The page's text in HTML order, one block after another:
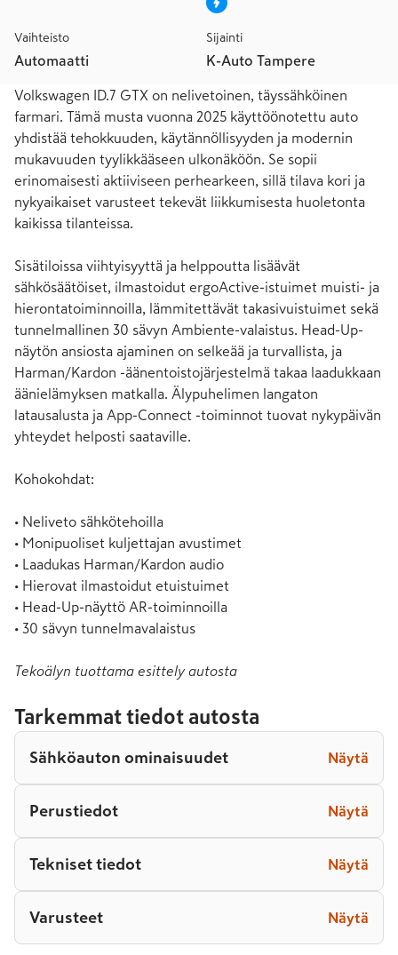
Vaihteisto
Automaatti
Sijainti
K-Auto Tampere
Volkswagen ID.7 GTX on nelivetoinen, täyssähköinen
farmari. Tämä musta vuonna 2025 käyttöönotettu auto
yhdistää tehokkuuden, käytännöllisyyden ja modernin
mukavuuden tyylikkääseen ulkonäköön. Se sopii
erinomaisesti aktiiviseen perhearkeen, sillä tilava kori ja
nykyaikaiset varusteet tekevät liikkumisesta huoletonta
kaikissa tilanteissa.
Sisätiloissa viihtyisyyttä ja helppoutta lisäävät
sähkösäätöiset, ilmastoidut ergoActive-istuimet muisti- ja
hierontatoiminnoilla, lämmitettävät takasivuistuimet sekä
tunnelmallinen 30 sävyn Ambiente-valaistus. Head-Up-
näytön ansiosta ajaminen on selkeää ja turvallista, ja
Harman/Kardon -äänentoistojärjestelmä takaa laadukkaan
äänielämyksen matkalla. Älypuhelimen langaton
latausalusta ja App-Connect -toiminnot tuovat nykypäivän
yhteydet helposti saataville.
Kohokohdat:
• Neliveto sähkötehoilla
• Monipuoliset kuljettajan avustimet
• Laadukas Harman/Kardon audio
• Hierovat ilmastoidut etuistuimet
• Head-Up-näyttö AR-toiminnoilla
• 30 sävyn tunnelmavalaistus
Tekoälyn tuottama esittely autosta
Tarkemmat tiedot autosta
Sähköauton ominaisuudet Näytä
Perustiedot Näytä
Tekniset tiedot Näytä
Varusteet Näytä